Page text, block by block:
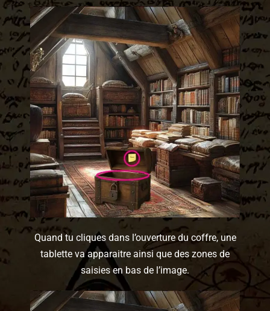
Quand tu cliques dans l’ouverture du coffre, une
tablette va apparaitre ainsi que des zones de
saisies en bas de l’image.